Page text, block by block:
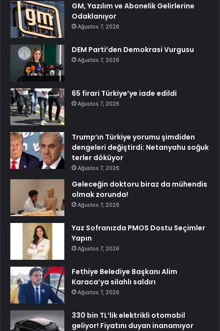
GM, Yazılım ve Abonelik Gelirlerine
Odaklanıyor
Ağustos 7, 2026
DEM Parti’den Demokrasi Vurgusu
Ağustos 7, 2026
65 firari Türkiye’ye iade edildi
Ağustos 7, 2026
Trump’ın Türkiye yorumu şimdiden
dengeleri değiştirdi: Netanyahu soğuk
terler döküyor
Ağustos 7, 2026
Geleceğin doktoru biraz da mühendis
olmak zorunda!
Ağustos 7, 2026
Yaz Sofranızda PMOS Dostu Seçimler
Yapın
Ağustos 7, 2026
Fethiye Belediye Başkanı Alim
Karaca’ya silahlı saldırı
Ağustos 7, 2026
330 bin TL’lik elektrikli otomobil
geliyor! Fiyatını duyan inanamıyor